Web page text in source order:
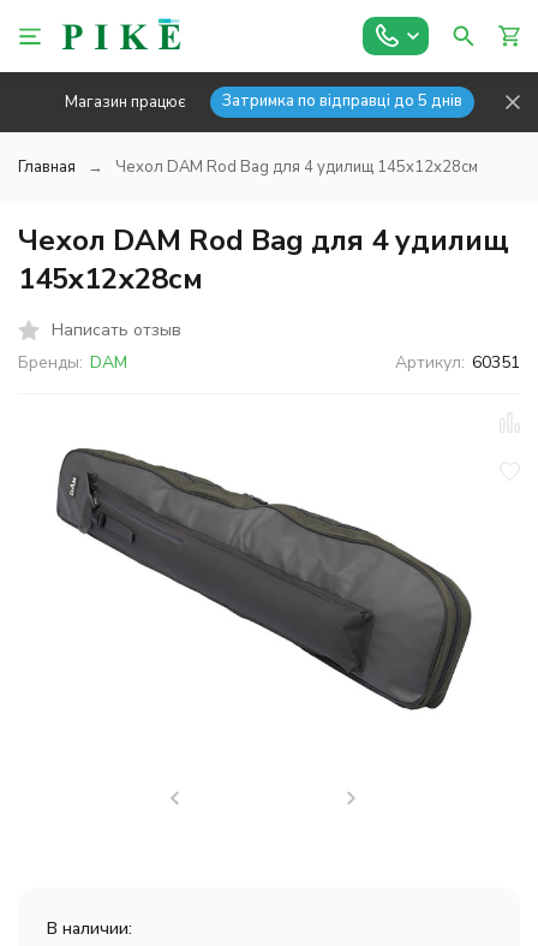
Магазин працює Затримка по відправці до 5 днів
Главная Чехол DAM Rod Bag для 4 удилищ 145x12х28см
Чехол DAM Rod Bag для 4 удилищ
145x12х28см
Написать отзыв
Бренды: DAM Артикул: 60351
В наличии: